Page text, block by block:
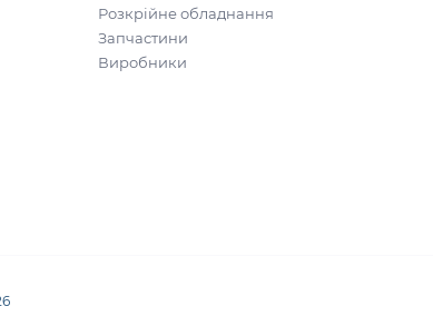
Розкрійне обладнання
Запчастини
Виробники